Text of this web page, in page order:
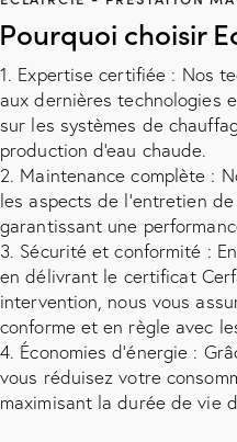
Pourquoi choisir
1. Expertise certifiée : Nos
aux dernières technologies
sur les systèmes de
production d'eau chaude.
2. Maintenance complète :
les aspects de l’entretien
garantissant une
3. Sécurité et conformité :
en délivrant le certificat
intervention, nous vous
conforme et en règle avec
4. Économies d’énergie :
vous réduisez votre
maximisant la durée de vie